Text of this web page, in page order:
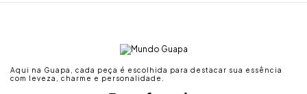
Aqui na Guapa, cada peça é escolhida para destacar sua essência
com leveza, charme e personalidade.